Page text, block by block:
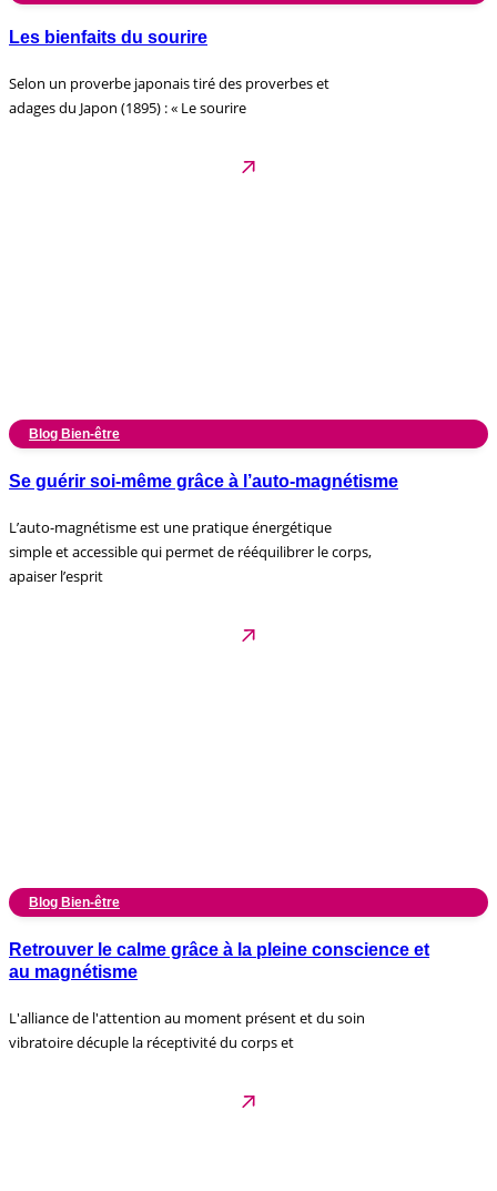
Les bienfaits du sourire
Selon un proverbe japonais tiré des proverbes et
adages du Japon (1895) : « Le sourire
Blog Bien-être
Se guérir soi-même grâce à l’auto-magnétisme
L’auto-magnétisme est une pratique énergétique
simple et accessible qui permet de rééquilibrer le corps,
apaiser l’esprit
Blog Bien-être
Retrouver le calme grâce à la pleine conscience et
au magnétisme
L'alliance de l'attention au moment présent et du soin
vibratoire décuple la réceptivité du corps et